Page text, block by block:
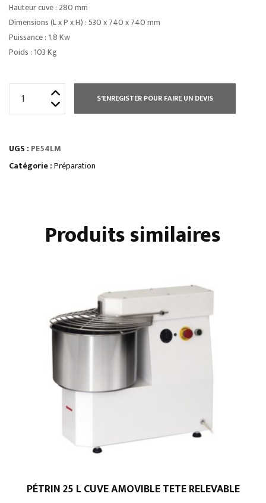
Hauteur cuve : 280 mm
Dimensions (L x P x H) : 530 x 740 x 740 mm
Puissance : 1,8 Kw
Poids : 103 Kg
L
CUVE
S'ENREGISTER POUR FAIRE UN DEVIS
UGS : PE54LM
Catégorie :Préparation
Produits similaires
PÉTRIN 25 L CUVE AMOVIBLE TETE RELEVABLE